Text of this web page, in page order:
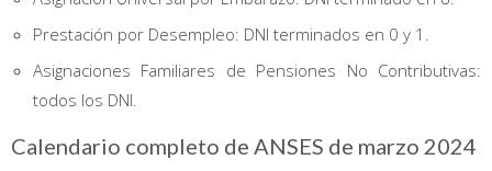
Prestación por Desempleo: DNI terminados en 0 y 1.
Asignaciones Familiares de Pensiones No Contributivas:
todos los DNI.
Calendario completo de ANSES de marzo 2024